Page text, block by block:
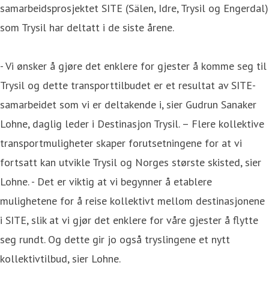
samarbeidsprosjektet SITE (Sälen, Idre, Trysil og Engerdal)
som Trysil har deltatt i de siste årene.
- Vi ønsker å gjøre det enklere for gjester å komme seg til
Trysil og dette transporttilbudet er et resultat av SITE-
samarbeidet som vi er deltakende i, sier Gudrun Sanaker
Lohne, daglig leder i Destinasjon Trysil. – Flere kollektive
transportmuligheter skaper forutsetningene for at vi
fortsatt kan utvikle Trysil og Norges største skisted, sier
Lohne. - Det er viktig at vi begynner å etablere
mulighetene for å reise kollektivt mellom destinasjonene
i SITE, slik at vi gjør det enklere for våre gjester å flytte
seg rundt. Og dette gir jo også tryslingene et nytt
kollektivtilbud, sier Lohne.